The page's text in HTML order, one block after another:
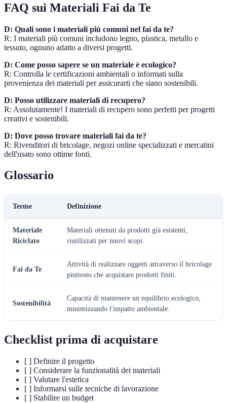
FAQ sui Materiali Fai da Te
D: Quali sono i materiali più comuni nel fai da te?
R: I materiali più comuni includono legno, plastica, metallo e
tessuto, ognuno adatto a diversi progetti.
D: Come posso sapere se un materiale è ecologico?
R: Controlla le certificazioni ambientali o informati sulla
provenienza dei materiali per assicurarti che siano sostenibili.
D: Posso utilizzare materiali di recupero?
R: Assolutamente! I materiali di recupero sono perfetti per progetti
creativi e sostenibili.
D: Dove posso trovare materiali fai da te?
R: Rivenditori di bricolage, negozi online specializzati e mercatini
dell'usato sono ottime fonti.
Glossario
Terme Definizione
Materiale
Riciclato
Materiali ottenuti da prodotti già esistenti,
riutilizzati per nuovi scopi.
Fai da Te
Attività di realizzare oggetti attraverso il bricolage
piuttosto che acquistare prodotti finiti.
Sostenibilità
Capacità di mantenere un equilibrio ecologico,
minimizzando l'impatto ambientale.
Checklist prima di acquistare
[ ] Definire il progetto
[ ] Considerare la funzionalità dei materiali
[ ] Valutare l'estetica
[ ] Informarsi sulle tecniche di lavorazione
[ ] Stabilire un budget